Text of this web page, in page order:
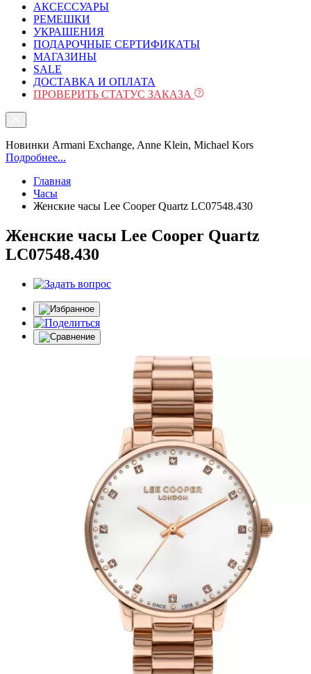
АКСЕССУАРЫ
РЕМЕШКИ
УКРАШЕНИЯ
ПОДАРОЧНЫЕ СЕРТИФИКАТЫ
МАГАЗИНЫ
SALE
ДОСТАВКА И ОПЛАТА
ПРОВЕРИТЬ СТАТУС ЗАКАЗА
Новинки Armani Exchange, Anne Klein, Michael Kors
Подробнее...
Главная
Часы
Женские часы Lee Cooper Quartz LC07548.430
Женские часы Lee Cooper Quartz
LC07548.430